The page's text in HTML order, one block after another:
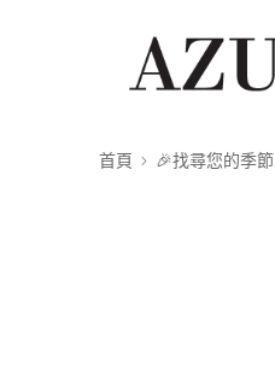
首頁 🎉找尋您的季節